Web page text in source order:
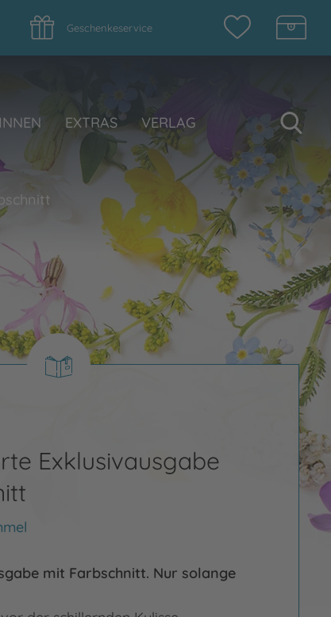
Geschenkeservice
EXTRAS VERLAG
Exklusivausgabe
mit Farbschnitt. Nur solange